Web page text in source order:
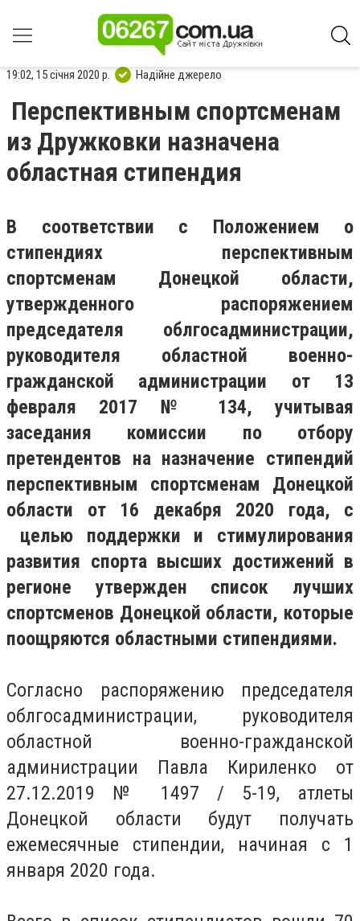
19:02, 15 січня 2020 р. Надійне джерело
Перспективным спортсменам
из Дружковки назначена
областная стипендия
В соответствии с Положением о
стипендиях перспективным
спортсменам Донецкой области,
утвержденного распоряжением
председателя облгосадминистрации,
руководителя областной военно-
гражданской администрации от 13
февраля 2017 № 134, учитывая
заседания комиссии по отбору
претендентов на назначение стипендий
перспективным спортсменам Донецкой
области от 16 декабря 2020 года, с
целью поддержки и стимулирования
развития спорта высших достижений в
регионе утвержден список лучших
спортсменов Донецкой области, которые
поощряются областными стипендиями.
Согласно распоряжению председателя
облгосадминистрации, руководителя
областной военно-гражданской
администрации Павла Кириленко от
27.12.2019 № 1497 / 5-19, атлеты
Донецкой области будут получать
ежемесячные стипендии, начиная с 1
января 2020 года.